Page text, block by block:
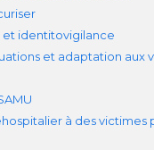
identitovigilance
et adaptation aux
à des victimes